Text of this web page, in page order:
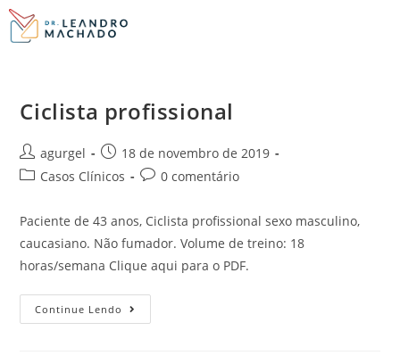
Ciclista profissional
agurgel
18 de novembro de 2019
Casos Clínicos
0 comentário
Paciente de 43 anos, Ciclista profissional sexo masculino,
caucasiano. Não fumador. Volume de treino: 18
horas/semana Clique aqui para o PDF.
Continue Lendo